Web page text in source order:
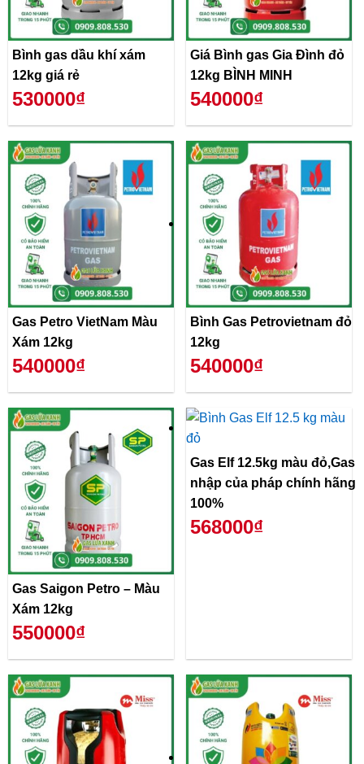
Bình gas dầu khí xám
12kg giá rẻ
530000₫
Giá Bình gas Gia Đình đỏ
12kg BÌNH MINH
540000₫
Gas Petro VietNam Màu
Xám 12kg
540000₫
Bình Gas Petrovietnam đỏ
12kg
540000₫
Gas Saigon Petro – Màu
Xám 12kg
550000₫
Gas Elf 12.5kg màu đỏ,Gas
nhập của pháp chính hãng
100%
568000₫